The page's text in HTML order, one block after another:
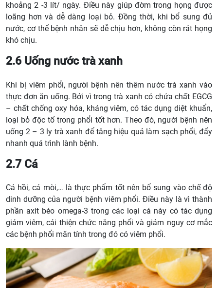
khoảng 2 -3 lít/ ngày. Điều này giúp đờm trong họng được
loãng hơn và dễ dàng loại bỏ. Đồng thời, khi bổ sung đủ
nước, cơ thể bệnh nhân sẽ dễ chịu hơn, không còn rát họng
khó chịu.
2.6 Uống nước trà xanh
Khi bị viêm phổi, người bệnh nên thêm nước trà xanh vào
thực đơn ăn uống. Bởi vì trong trà xanh có chứa chất EGCG
– chất chống oxy hóa, kháng viêm, có tác dụng diệt khuẩn,
loại bỏ độc tố trong phổi tốt hơn. Theo đó, người bệnh nên
uống 2 – 3 ly trà xanh để tăng hiệu quả làm sạch phổi, đẩy
nhanh quá trình lành bệnh.
2.7 Cá
Cá hồi, cá mòi,… là thực phẩm tốt nên bổ sung vào chế độ
dinh dưỡng của người bệnh viêm phổi. Điều này là vì thành
phần axit béo omega-3 trong các loại cá này có tác dụng
giảm viêm, cải thiện chức năng phổi và giảm nguy cơ mắc
các bệnh phổi mãn tính trong đó có viêm phổi.